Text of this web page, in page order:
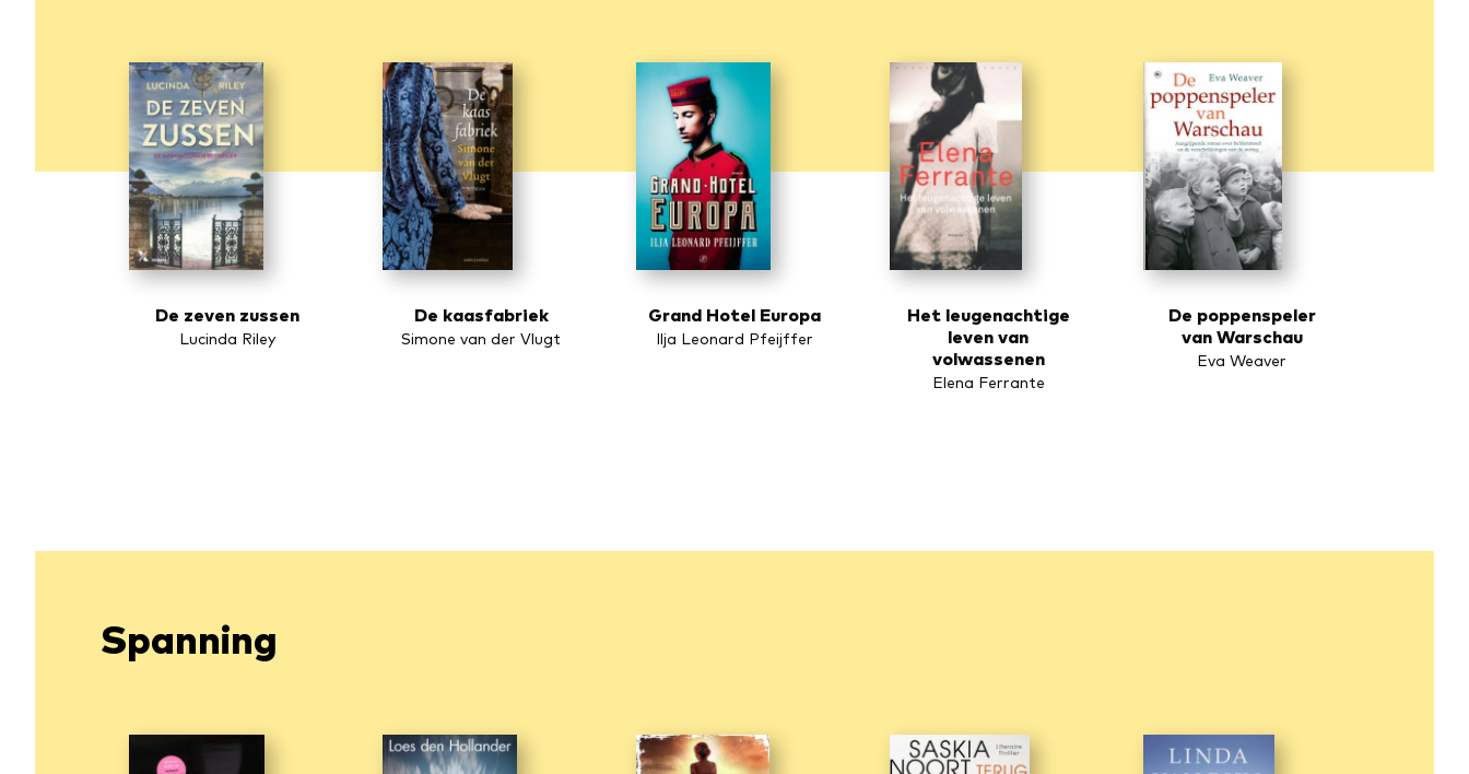
De zeven zussen
Lucinda Riley
De kaasfabriek
Simone van der Vlugt
Grand Hotel Europa
Ilja Leonard Pfeijffer
Het leugenachtige
leven van
volwassenen
Elena Ferrante
De poppenspeler
van Warschau
Eva Weaver
Spanning